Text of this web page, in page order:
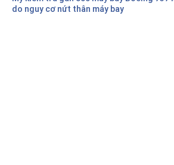
do nguy cơ nứt thân máy bay